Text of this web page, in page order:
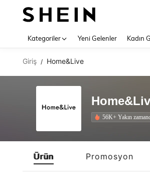
Kategoriler Yeni Gelenler Kadın
Giriş / Home&Live
56K+ Yakın
Ürün Promosyon